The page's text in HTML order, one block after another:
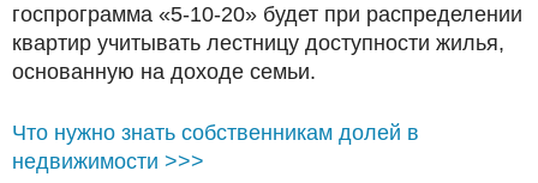
госпрограмма «5-10-20» будет при распределении
квартир учитывать лестницу доступности жилья,
основанную на доходе семьи.
Что нужно знать собственникам долей в
недвижимости >>>